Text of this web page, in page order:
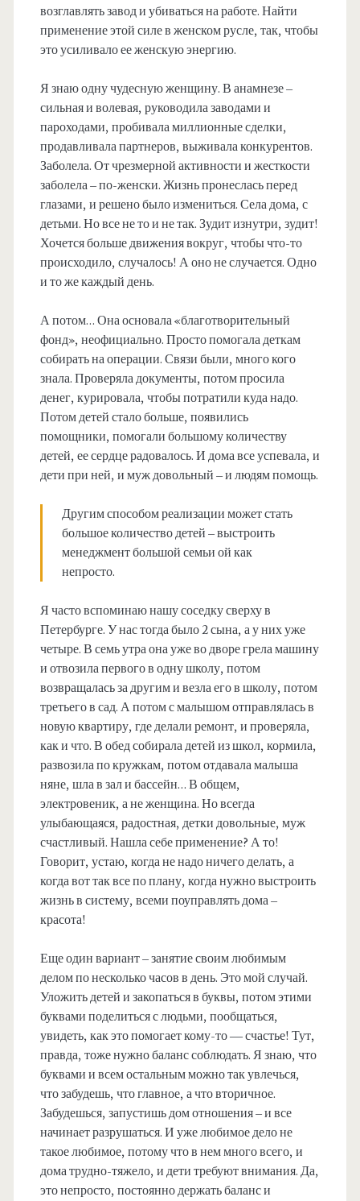
возглавлять завод и убиваться на работе. Найти
применение этой силе в женском русле, так, чтобы
это усиливало ее женскую энергию.
Я знаю одну чудесную женщину. В анамнезе –
сильная и волевая, руководила заводами и
пароходами, пробивала миллионные сделки,
продавливала партнеров, выживала конкурентов.
Заболела. От чрезмерной активности и жесткости
заболела – по-женски. Жизнь пронеслась перед
глазами, и решено было измениться. Села дома, с
детьми. Но все не то и не так. Зудит изнутри, зудит!
Хочется больше движения вокруг, чтобы что-то
происходило, случалось! А оно не случается. Одно
и то же каждый день.
А потом… Она основала «благотворительный
фонд», неофициально. Просто помогала деткам
собирать на операции. Связи были, много кого
знала. Проверяла документы, потом просила
денег, курировала, чтобы потратили куда надо.
Потом детей стало больше, появились
помощники, помогали большому количеству
детей, ее сердце радовалось. И дома все успевала, и
дети при ней, и муж довольный – и людям помощь.
Другим способом реализации может стать
большое количество детей – выстроить
менеджмент большой семьи ой как
непросто.
Я часто вспоминаю нашу соседку сверху в
Петербурге. У нас тогда было 2 сына, а у них уже
четыре. В семь утра она уже во дворе грела машину
и отвозила первого в одну школу, потом
возвращалась за другим и везла его в школу, потом
третьего в сад. А потом с малышом отправлялась в
новую квартиру, где делали ремонт, и проверяла,
как и что. В обед собирала детей из школ, кормила,
развозила по кружкам, потом отдавала малыша
няне, шла в зал и бассейн… В общем,
электровеник, а не женщина. Но всегда
улыбающаяся, радостная, детки довольные, муж
счастливый. Нашла себе применение? А то!
Говорит, устаю, когда не надо ничего делать, а
когда вот так все по плану, когда нужно выстроить
жизнь в систему, всеми поуправлять дома –
красота!
Еще один вариант – занятие своим любимым
делом по несколько часов в день. Это мой случай.
Уложить детей и закопаться в буквы, потом этими
буквами поделиться с людьми, пообщаться,
увидеть, как это помогает кому-то — счастье! Тут,
правда, тоже нужно баланс соблюдать. Я знаю, что
буквами и всем остальным можно так увлечься,
что забудешь, что главное, а что вторичное.
Забудешься, запустишь дом отношения – и все
начинает разрушаться. И уже любимое дело не
такое любимое, потому что в нем много всего, и
дома трудно-тяжело, и дети требуют внимания. Да,
это непросто, постоянно держать баланс и